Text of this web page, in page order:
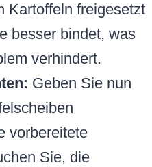
Kartoffeln freigesetzt
besser bindet, was
verhindert.
Geben Sie nun
vorbereitete
Sie, die